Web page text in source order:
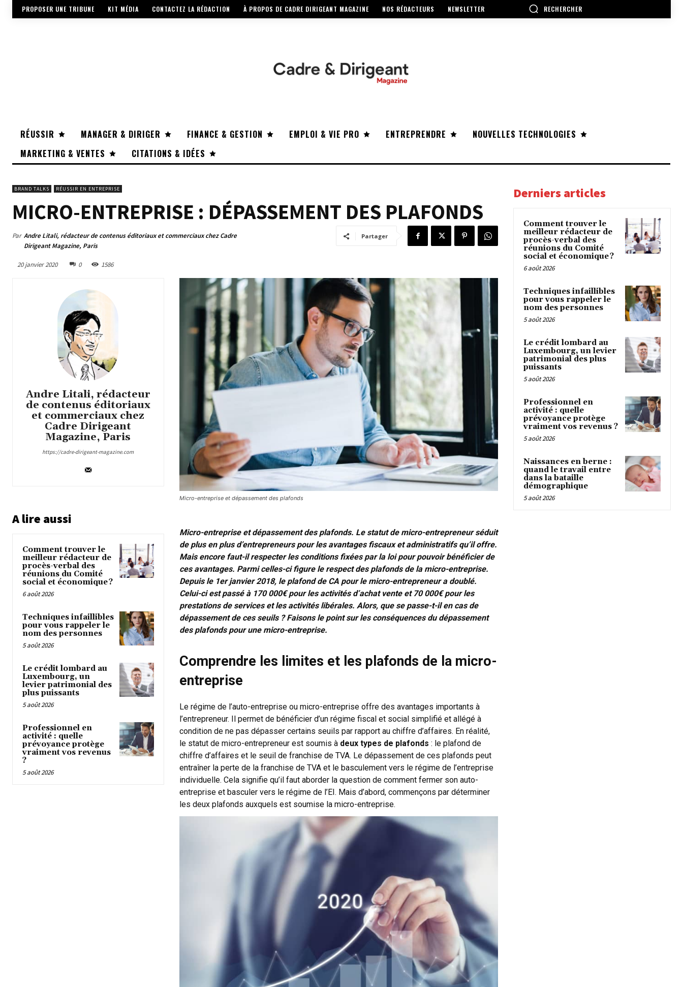
PROPOSER UNE TRIBUNE KIT MÉDIA CONTACTEZ LA RÉDACTION À PROPOS DE CADRE DIRIGEANT MAGAZINE NOS RÉDACTEURS NEWSLETTER RECHERCHER
RÉUSSIR MANAGER & DIRIGER FINANCE & GESTION EMPLOI & VIE PRO ENTREPRENDRE
NOUVELLES TECHNOLOGIES
MARKETING & VENTES
CITATIONS & IDÉES
BRAND TALKS RÉUSSIR EN ENTREPRISE
MICRO-ENTREPRISE : DÉPASSEMENT DES PLAFONDS
Par Andre Litali, rédacteur de contenus éditoriaux et commerciaux chez Cadre
Dirigeant Magazine, Paris
20 janvier 2020 0 1586
Partager
Andre Litali, rédacteur
de contenus éditoriaux
et commerciaux chez
Cadre Dirigeant
Magazine, Paris
https://cadre-dirigeant-magazine.com
A lire aussi
Comment trouver le
meilleur rédacteur de
procès-verbal des
réunions du Comité
social et économique ?
6 août 2026
Techniques infaillibles
pour vous rappeler le
nom des personnes
5 août 2026
Le crédit lombard au
Luxembourg, un
levier patrimonial des
plus puissants
5 août 2026
Professionnel en
activité : quelle
prévoyance protège
vraiment vos revenus
?
5 août 2026
Micro-entreprise et dépassement des plafonds
Micro-entreprise et dépassement des plafonds. Le statut de micro-entrepreneur séduit
de plus en plus d’entrepreneurs pour les avantages fiscaux et administratifs qu’il offre.
Mais encore faut-il respecter les conditions fixées par la loi pour pouvoir bénéficier de
ces avantages. Parmi celles-ci figure le respect des plafonds de la micro-entreprise.
Depuis le 1er janvier 2018, le plafond de CA pour le micro-entrepreneur a doublé.
Celui-ci est passé à 170 000€ pour les activités d’achat vente et 70 000€ pour les
prestations de services et les activités libérales. Alors, que se passe-t-il en cas de
dépassement de ces seuils ? Faisons le point sur les conséquences du dépassement
des plafonds pour une micro-entreprise.
Comprendre les limites et les plafonds de la micro-
entreprise
Le régime de l’auto-entreprise ou micro-entreprise offre des avantages importants à
l’entrepreneur. Il permet de bénéficier d’un régime fiscal et social simplifié et allégé à
condition de ne pas dépasser certains seuils par rapport au chiffre d’affaires. En réalité,
le statut de micro-entrepreneur est soumis à deux types de plafonds : le plafond de
chiffre d’affaires et le seuil de franchise de TVA. Le dépassement de ces plafonds peut
entraîner la perte de la franchise de TVA et le basculement vers le régime de l’entreprise
individuelle. Cela signifie qu’il faut aborder la question de comment fermer son auto-
entrepriseet basculer vers le régime de l’EI. Mais d’abord, commençons par déterminer
les deux plafonds auxquels est soumise la micro-entreprise.
Derniers articles
Comment trouver le
meilleur rédacteur de
procès-verbal des
réunions du Comité
social et économique ?
6 août 2026
Techniques infaillibles
pour vous rappeler le
nom des personnes
5 août 2026
Le crédit lombard au
Luxembourg, un levier
patrimonial des plus
puissants
5 août 2026
Professionnel en
activité : quelle
prévoyance protège
vraiment vos revenus ?
5 août 2026
Naissances en berne :
quand le travail entre
dans la bataille
démographique
5 août 2026